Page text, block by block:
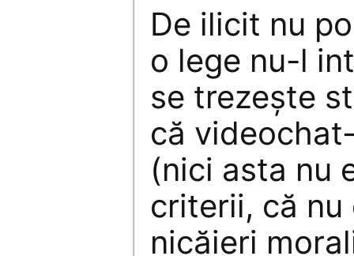
De ilicit nu
o lege nu-l
se trezește
că
(nici asta nu
criterii, că
nicăieri